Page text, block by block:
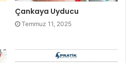
Çankaya Uyducu
Temmuz 11, 2025